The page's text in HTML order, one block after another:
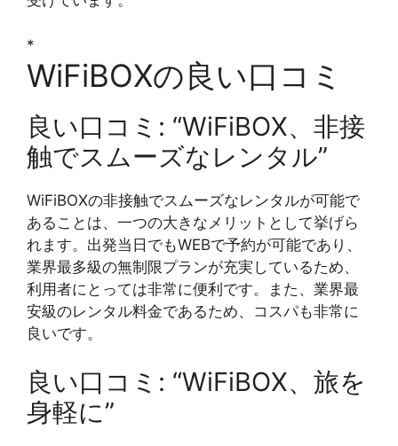
*
WiFiBOXの良い口コミ
良い口コミ: “WiFiBOX、非接
触でスムーズなレンタル”
WiFiBOXの非接触でスムーズなレンタルが可能で
あることは、一つの大きなメリットとして挙げら
れます。出発当日でもWEBで予約が可能であり、
業界最多級の無制限プランが充実しているため、
利用者にとっては非常に便利です。また、業界最
安級のレンタル料金であるため、コスパも非常に
良いです。
良い口コミ: “WiFiBOX、旅を
身軽に”